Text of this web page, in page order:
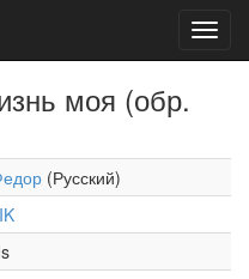
моя (обр.
(Русский)